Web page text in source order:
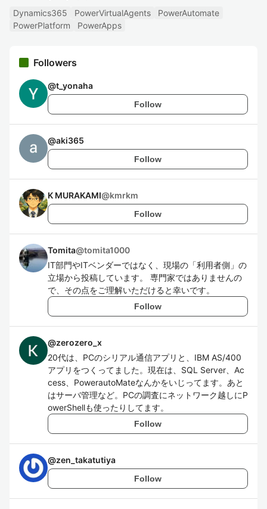
Dynamics365 PowerVirtualAgents
PowerAutomate
PowerPlatform
PowerApps
Followers
@t_yonaha
Follow
@aki365
Follow
K MURAKAMI@kmrkm
Follow
Tomita@tomita1000
IT部門やITベンダーではなく、現場の「利用者側」の
立場から投稿しています。 専門家ではありませんの
で、その点をご理解いただけると幸いです。
Follow
@zerozero_x
20代は、PCのシリアル通信アプリと、IBM AS/400
アプリをつくってました。現在は、SQL Server、Ac
cess、PowerautoMateなんかをいじってます。あと
はサーバ管理など。PCの調査にネットワーク越しにP
owerShellも使ったりしてます。
Follow
@zen_takatutiya
Follow